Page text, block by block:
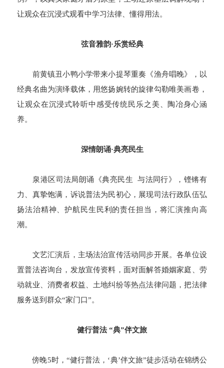
让观众在沉浸式观看中学习法律、懂得用法。
弦音雅韵·乐赏经典
前黄镇丑小鸭小学带来小提琴重奏《渔舟唱晚》，以
经典名曲为演绎载体，用悠扬婉转的旋律勾勒唯美画卷，
让观众在沉浸式聆听中感受传统民乐之美、陶冶身心涵
养。
深情朗诵·典亮民生
泉港区司法局朗诵《典亮民生 与法同行》，铿锵有
力、真挚饱满，诉说普法为民初心，展现司法行政队伍弘
扬法治精神、护航民生民利的责任担当，将汇演推向高
潮。
文艺汇演后，主场法治宣传活动同步开展。各单位设
置普法咨询台，发放宣传资料，面对面解答婚姻家庭、劳
动就业、消费者权益、土地纠纷等热点法律问题，把法律
服务送到群众“家门口”。
健行普法 “典”伴文旅
傍晚5时，“健行普法，‘典’伴文旅”徒步活动在锦绣公